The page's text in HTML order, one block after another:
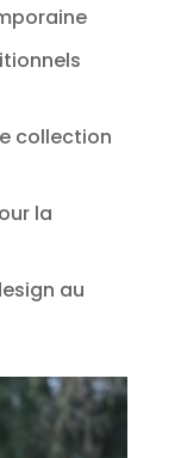
collection
la
au